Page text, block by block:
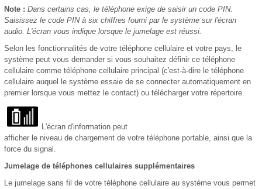
Note : Dans certains cas, le téléphone exige de saisir un code PIN.
Saisissez le code PIN à six chiffres fourni par le système sur l'écran
audio. L'écran vous indique lorsque le jumelage est réussi.
Selon les fonctionnalités de votre téléphone cellulaire et votre pays, le
système peut vous demander si vous souhaitez définir ce téléphone
cellulaire comme téléphone cellulaire principal (c'est-à-dire le téléphone
cellulaire auquel le système essaie de se connecter automatiquement en
premier lorsque vous mettez le contact) ou télécharger votre répertoire.
L'écran d'information peut
afficher le niveau de chargement de votre téléphone portable, ainsi que la
force du signal.
Jumelage de téléphones cellulaires supplémentaires
Le jumelage sans fil de votre téléphone cellulaire au système vous permet